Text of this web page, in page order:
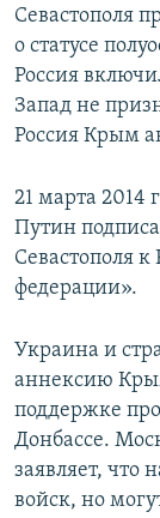
Севастополя
о статусе
Россия
Запад не
Россия Крым
21 марта 2014
Путин
Севастополя к
федерации».
Украина и
аннексию
поддержке
Донбассе.
заявляет, что
войск, но